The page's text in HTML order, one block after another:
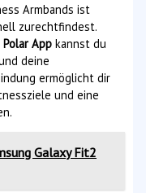
Armbands ist
zurechtfindest.
App kannst du
deine
ermöglicht dir
und eine
Galaxy Fit2